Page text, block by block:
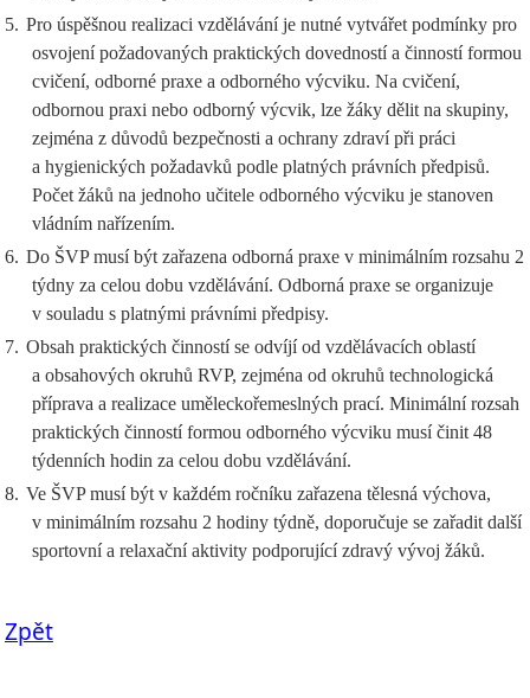
5. Pro úspěšnou realizaci vzdělávání je nutné vytvářet podmínky pro
osvojení požadovaných praktických dovedností a činností formou
cvičení, odborné praxe a odborného výcviku. Na cvičení,
odbornou praxi nebo odborný výcvik, lze žáky dělit na skupiny,
zejména z důvodů bezpečnosti a ochrany zdraví při práci
a hygienických požadavků podle platných právních předpisů.
Počet žáků na jednoho učitele odborného výcviku je stanoven
vládním nařízením.
6. Do ŠVP musí být zařazena odborná praxe v minimálním rozsahu 2
týdny za celou dobu vzdělávání. Odborná praxe se organizuje
v souladu s platnými právními předpisy.
7. Obsah praktických činností se odvíjí od vzdělávacích oblastí
a obsahových okruhů RVP, zejména od okruhů technologická
příprava a realizace uměleckořemeslných prací. Minimální rozsah
praktických činností formou odborného výcviku musí činit 48
týdenních hodin za celou dobu vzdělávání.
8. Ve ŠVP musí být v každém ročníku zařazena tělesná výchova,
v minimálním rozsahu 2 hodiny týdně, doporučuje se zařadit další
sportovní a relaxační aktivity podporující zdravý vývoj žáků.
Zpět